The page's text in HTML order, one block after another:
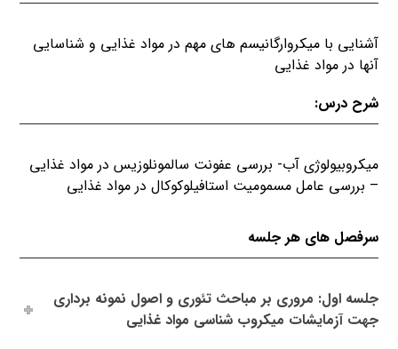
آشنایی با میکروارگانیسم های مهم در مواد غذایی و شناسایی
آنها در مواد غذایی
شرح درس:
میکروبیولوژی آب- بررسی عفونت سالمونلوزیس در مواد غذایی
– بررسی عامل مسمومیت استافیلوکوکال در مواد غذایی
سرفصل های هر جلسه
جلسه اول: مروری بر مباحث تئوری و اصول نمونه برداری
جهت آزمایشات میکروب شناسی مواد غذایی